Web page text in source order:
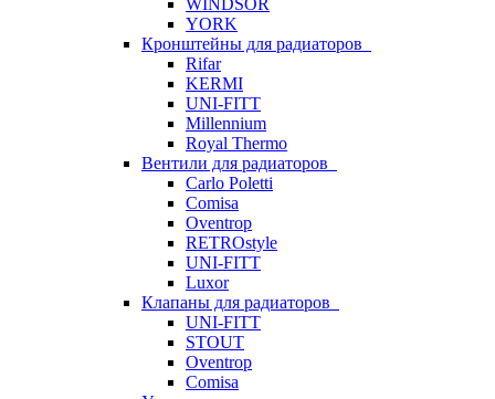
WINDSOR
YORK
Кронштейны для радиаторов
Rifar
KERMI
UNI-FITT
Millennium
Royal Thermo
Вентили для радиаторов
Carlo Poletti
Comisa
Oventrop
RETROstyle
UNI-FITT
Luxor
Клапаны для радиаторов
UNI-FITT
STOUT
Oventrop
Comisa